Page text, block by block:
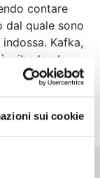
sui cookie
contare
dal quale sono
Kafka,
ribadendo
messo
non perde